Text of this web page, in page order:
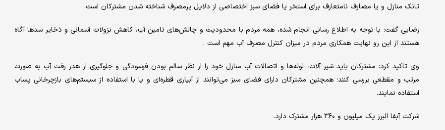
تانک منازل و یا مصارف نامتعارف برای استخر یا فضای سبز اختصاصی از دلایل پرمصرف شناخته شدن مشترکان است.
رضایی گفت: با توجه به اطلاع رسانی انجام شده، همه مردم با محدودیت و چالش‌های تامین آب، کاهش نزولات آسمانی و ذخایر سدها آگاه
هستند از این رو نهایت همکاری مردم در میزان کنترل مصرف آب مهم است .
وی تاکید کرد: مشترکان باید شیر آلات، لوله‌ها و اتصالات آب منازل خود را از نظر سالم بودن فرسودگی و جلوگیری از هدر رفت آب به صورت
مرتب و مقطعی بررسی کنند؛ همچنین مشترکان دارای فضای سبز می‌توانند از آبیاری قطره‌ای و یا با استفاده از سیستم‌های بازچرخانی پساب
استفاده نمایند.
شرکت آبفا البرز یک میلیون و ۳۶۰ هزار مشترک دارد.